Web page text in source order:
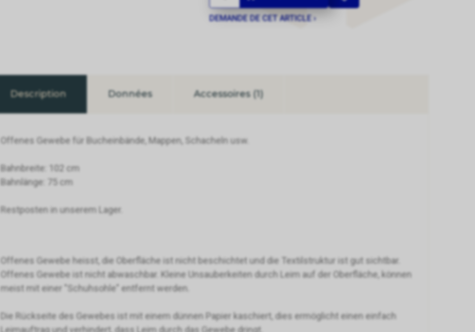
DEMANDE DE CET ARTICLE ›
Description Données Accessoires (1)
Offenes Gewebe für Bucheinbände, Mappen, Schacheln usw.
Bahnbreite: 102 cm
Bahnlänge: 75 cm
Restposten in unserem Lager.
Offenes Gewebe heisst, die Oberfläche ist nicht beschichtet und die Textilstruktur ist gut sichtbar.
Offenes Gewebe ist nicht abwaschbar. Kleine Unsauberkeiten durch Leim auf der Oberfläche, können
meist mit einer "Schuhsohle" entfernt werden.
Die Rückseite des Gewebes ist mit einem dünnen Papier kaschiert, dies ermöglicht einen einfach
Leimauftrag und verhindert, dass Leim durch das Gewebe dringt.